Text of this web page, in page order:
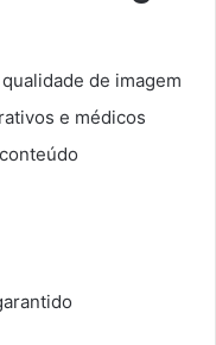
de imagem
e médicos